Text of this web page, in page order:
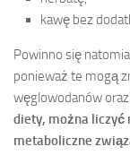
kawę bez
Powinno się
ponieważ te mogą
węglowodanów oraz
diety, można liczyć
metaboliczne